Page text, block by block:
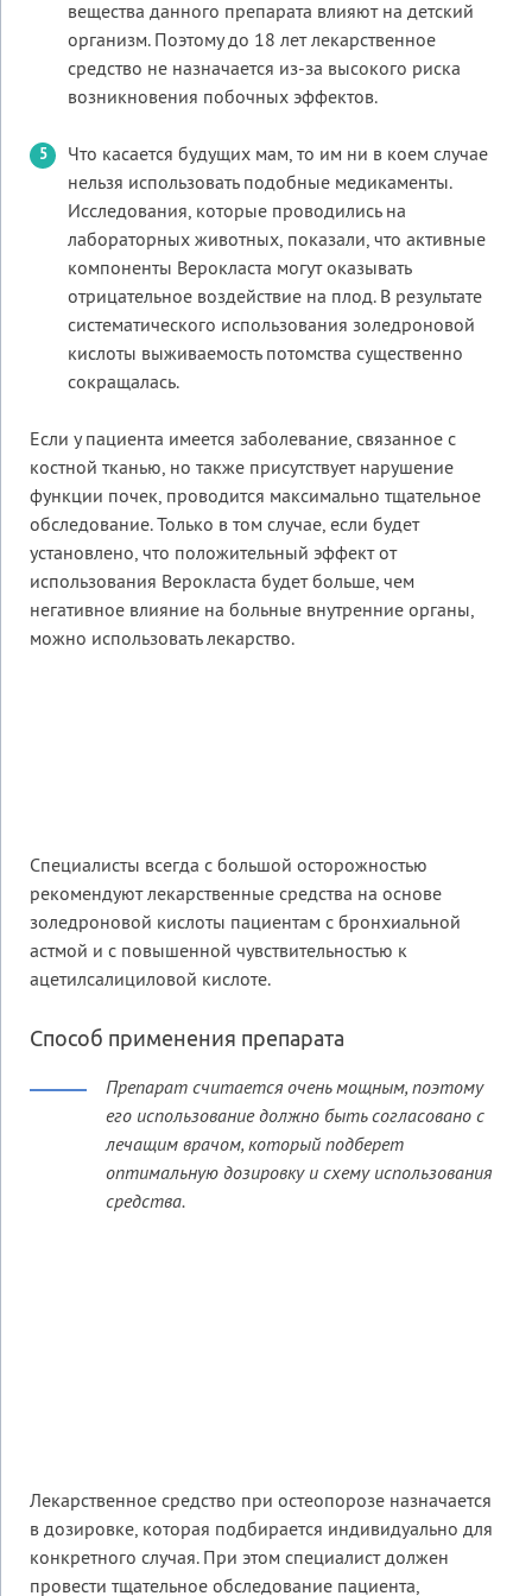
вещества данного препарата влияют на детский
организм. Поэтому до 18 лет лекарственное
средство не назначается из-за высокого риска
возникновения побочных эффектов.
Что касается будущих мам, то им ни в коем случае
нельзя использовать подобные медикаменты.
Исследования, которые проводились на
лабораторных животных, показали, что активные
компоненты Верокласта могут оказывать
отрицательное воздействие на плод. В результате
систематического использования золедроновой
кислоты выживаемость потомства существенно
сокращалась.
Если у пациента имеется заболевание, связанное с
костной тканью, но также присутствует нарушение
функции почек, проводится максимально тщательное
обследование. Только в том случае, если будет
установлено, что положительный эффект от
использования Верокласта будет больше, чем
негативное влияние на больные внутренние органы,
можно использовать лекарство.
Специалисты всегда с большой осторожностью
рекомендуют лекарственные средства на основе
золедроновой кислоты пациентам с бронхиальной
астмой и с повышенной чувствительностью к
ацетилсалициловой кислоте.
Способ применения препарата
Препарат считается очень мощным, поэтому
его использование должно быть согласовано с
лечащим врачом, который подберет
оптимальную дозировку и схему использования
средства.
Лекарственное средство при остеопорозе назначается
в дозировке, которая подбирается индивидуально для
конкретного случая. При этом специалист должен
провести тщательное обследование пациента,